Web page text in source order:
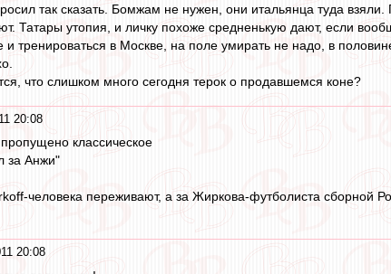
так сказать. Бомжам не нужен, они итальянца туда
Татары утопия, и личку похоже средненькую дают, если
тренироваться в Москве, на поле умирать не надо, в
что слишком много сегодня терок о продавшемся коне?
20:08
классическое
за Анжи"
человека переживают, а за Жиркова-футболиста сборной
20:08